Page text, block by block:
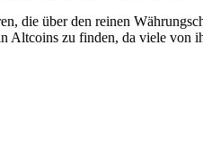
die über den reinen
Altcoins zu finden, da viele von